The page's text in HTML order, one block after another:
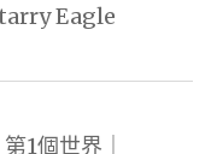
Eagle
1個世界｜